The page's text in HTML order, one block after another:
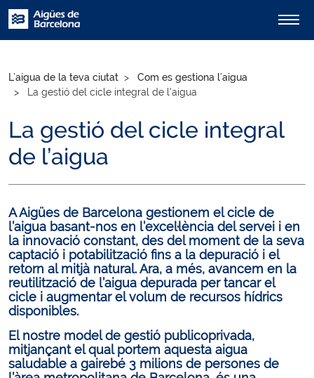
L’aigua de la teva ciutat
Com es gestiona l’aigua
La gestió del cicle integral de l’aigua
La gestió del cicle integral
de l’aigua
A Aigües de Barcelona gestionem el cicle de
l’aigua basant-nos en l’excel·lència del servei i en
la innovació constant, des del moment de la seva
captació i potabilització fins a la depuració i el
retorn al mitjà natural. Ara, a més, avancem en la
reutilització de l’aigua depurada per tancar el
cicle i augmentar el volum de recursos hídrics
disponibles.
El nostre model de gestió publicoprivada,
mitjançant el qual portem aquesta aigua
saludable a gairebé 3 milions de persones de